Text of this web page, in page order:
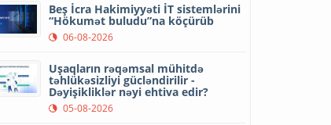
Beş İcra Hakimiyyəti İT sistemlərini
“Hökumət buludu”na köçürüb
06-08-2026
Uşaqların rəqəmsal mühitdə
təhlükəsizliyi gücləndirilir -
Dəyişikliklər nəyi ehtiva edir?
05-08-2026